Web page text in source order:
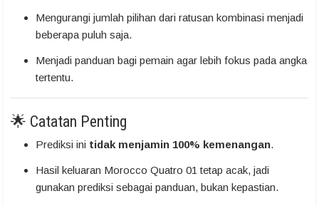
Mengurangi jumlah pilihan dari ratusan kombinasi menjadi
beberapa puluh saja.
Menjadi panduan bagi pemain agar lebih fokus pada angka
tertentu.
🌟 Catatan Penting
Prediksi ini tidak menjamin 100% kemenangan.
Hasil keluaran Morocco Quatro 01 tetap acak, jadi
gunakan prediksi sebagai panduan, bukan kepastian.